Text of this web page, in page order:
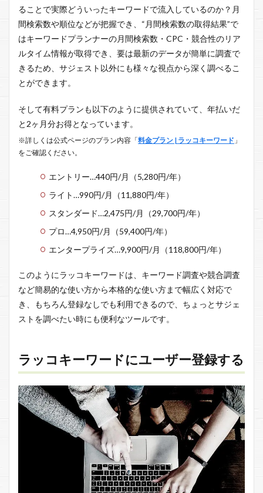
ることで実際どういったキーワードで流入しているのか？月
間検索数や順位などが把握でき、“月間検索数の取得結果”で
はキーワードプランナーの月間検索数・CPC・競合性のリア
ルタイム情報が取得でき、要は最新のデータが簡単に調査で
きるため、サジェスト以外にも様々な視点から深く調べるこ
とができます。
そして有料プランも以下のように提供されていて、年払いだ
と2ヶ月分お得となっています。
※詳しくは公式ページのプラン内容「料金プラン | ラッコキーワード 」
をご確認ください。
エントリー…440円/月（5,280円/年）
ライト…990円/月（11,880円/年）
スタンダード…2,475円/月（29,700円/年）
プロ…4,950円/月（59,400円/年）
エンタープライズ…9,900円/月（118,800円/年）
このようにラッコキーワードは、キーワード調査や競合調査
など簡易的な使い方から本格的な使い方まで幅広く対応で
き、もちろん登録なしでも利用できるので、ちょっとサジェ
ストを調べたい時にも便利なツールです。
ラッコキーワードにユーザー登録する